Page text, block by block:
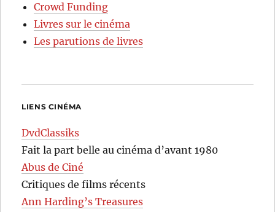
Crowd Funding
Livres sur le cinéma
Les parutions de livres
LIENS CINÉMA
DvdClassiks
Fait la part belle au cinéma d’avant 1980
Abus de Ciné
Critiques de films récents
Ann Harding’s Treasures